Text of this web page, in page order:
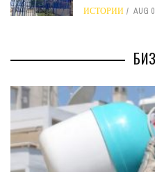
ИСТОРИИ AUG